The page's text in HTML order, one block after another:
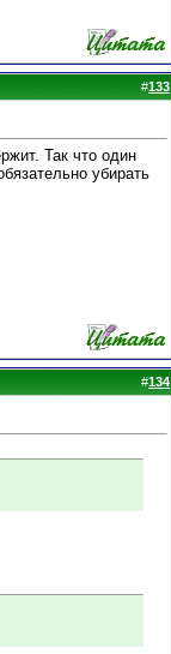
#133
Так что один
убирать
#134